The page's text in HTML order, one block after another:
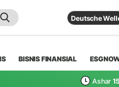
Deutsche
BISNIS FINANSIAL
Ashar